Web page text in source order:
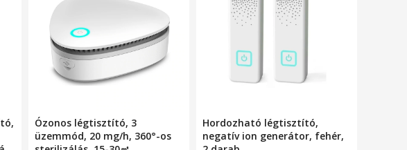
Ózonos légtisztító, 3
üzemmód, 20 mg/h, 360°-os
Hordozható légtisztító,
negatív ion generátor, fehér,